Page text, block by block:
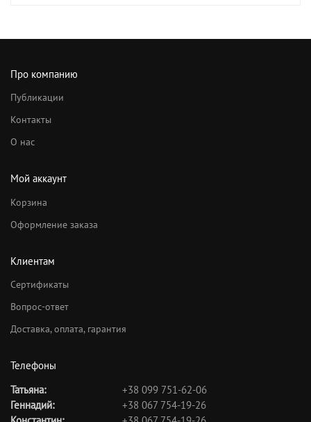
Про компанию
Публикации
Контакты
О нас
Мой аккаунт
Корзина
Оформление заказа
Клиентам
Сертификаты
Вопрос-ответ
Доставка, оплата, гарантия
Телефоны
Татьяна:
+38 099 751-62-06
Геннадий:
+38 067 754-19-26